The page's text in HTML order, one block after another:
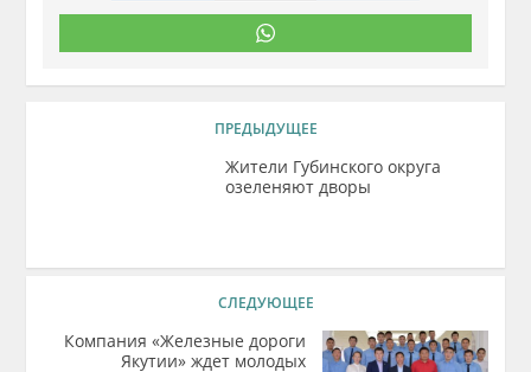
ПРЕДЫДУЩЕЕ
Жители Губинского округа
озеленяют дворы
СЛЕДУЮЩЕЕ
Компания «Железные дороги
Якутии» ждет молодых